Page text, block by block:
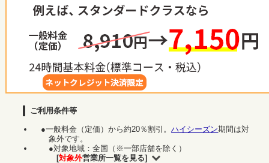
ご利用条件等
●一般料金（定価）から約20％割引。 ハイシーズン期間は対
象外です。
●対象地域：全国（※一部店舗を除く）
[対象外営業所一覧を見る]